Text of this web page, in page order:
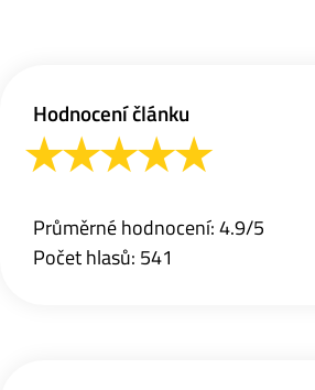
Hodnocení článku
Průměrné hodnocení: 4.9/5
Počet hlasů: 541